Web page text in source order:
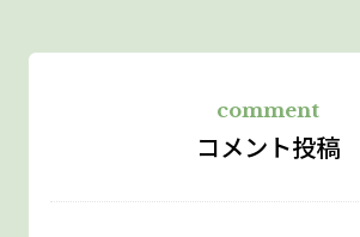
comment
コメント投稿